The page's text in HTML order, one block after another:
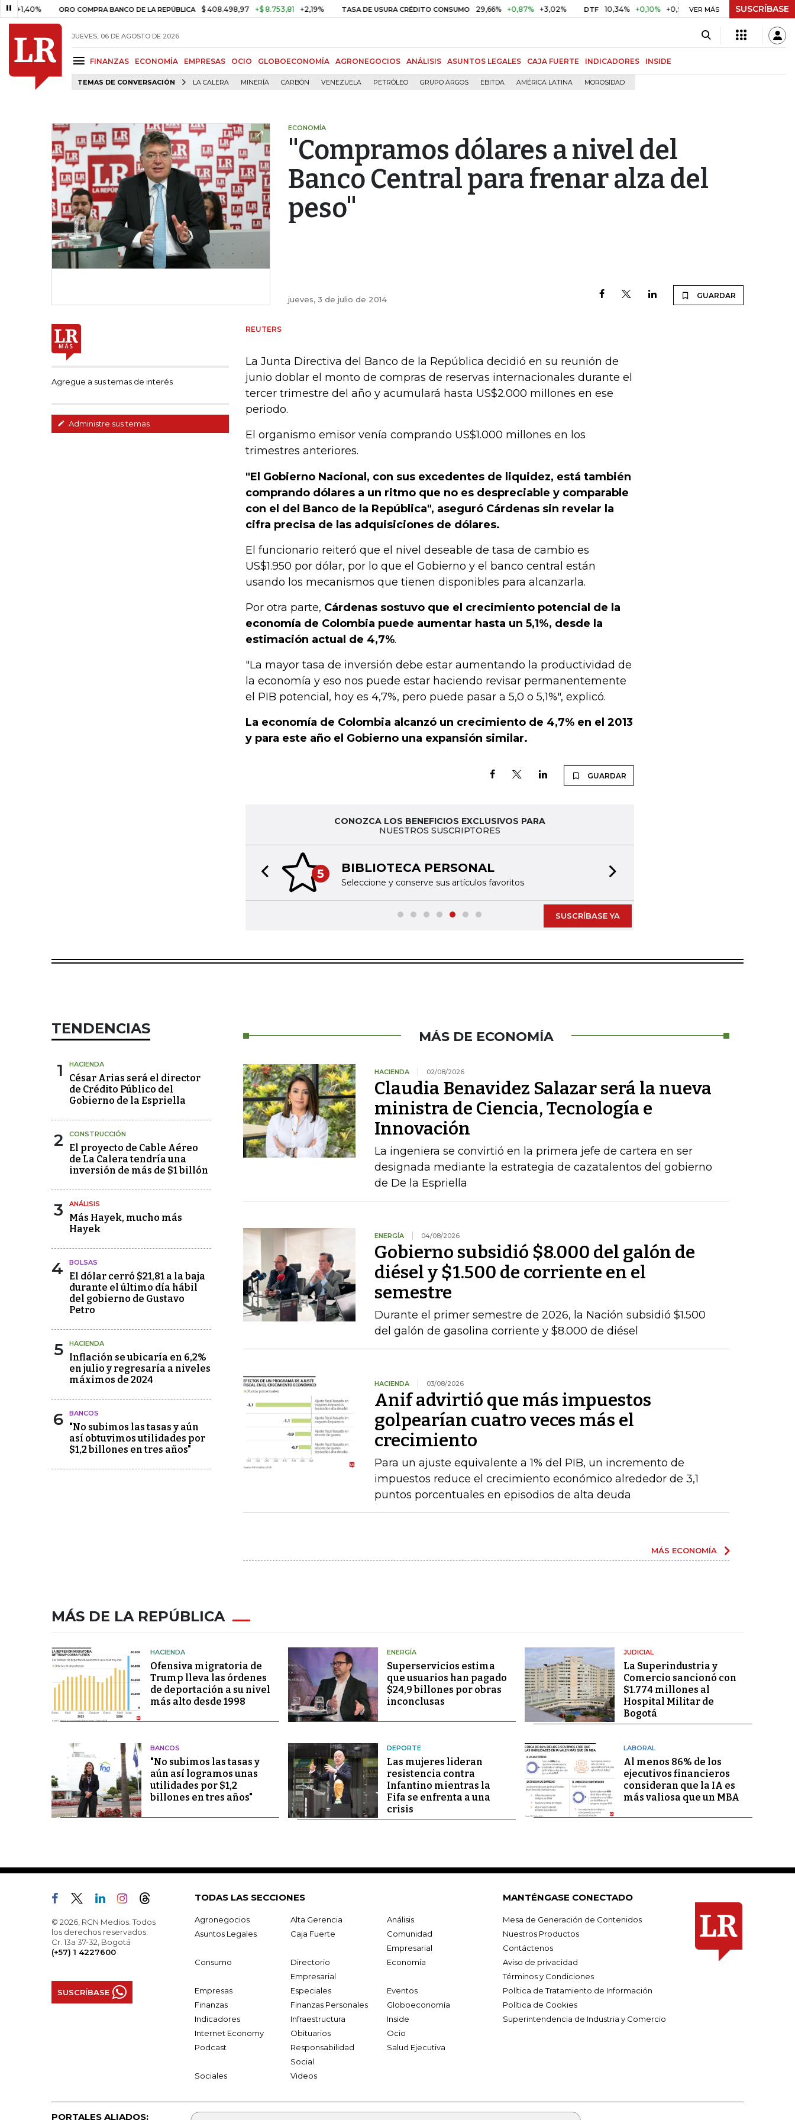
ORO COMPRA BANCO DE LA REPÚBLICA $ 408.498,97 +$ 8.753,81 +2,19% TASA DE USURA CRÉDITO CONSUMO 29,66% +0,87% +3,02% DTF 10,34% +0,10% +0,98% UVR $ 416,86 +$ 0,05 +0,01%
VER MÁS SUSCRÍBASE
JUEVES, 06 DE AGOSTO DE 2026
FINANZAS ECONOMÍA EMPRESAS OCIO GLOBOECONOMÍA AGRONEGOCIOS ANÁLISIS ASUNTOS LEGALES CAJA FUERTE INDICADORES INSIDE
TEMAS DE CONVERSACIÓN LA CALERA MINERÍA CARBÓN VENEZUELA PETRÓLEO GRUPO ARGOS EBITDA AMÉRICA LATINA MOROSIDAD
ECONOMÍA
"Compramos dólares a nivel del
Banco Central para frenar alza del
peso"
jueves, 3 de julio de 2014 GUARDAR
Agregue a sus temas de interés
Administre sus temas
REUTERS
La Junta Directiva del Banco de la República decidió en su reunión de
junio doblar el monto de compras de reservas internacionales durante el
tercer trimestre del año y acumulará hasta US$2.000 millones en ese
periodo.
El organismo emisor venía comprando US$1.000 millones en los
trimestres anteriores.
"El Gobierno Nacional, con sus excedentes de liquidez, está también
comprando dólares a un ritmo que no es despreciable y comparable
con el del Banco de la República", aseguró Cárdenas sin revelar la
cifra precisa de las adquisiciones de dólares.
El funcionario reiteró que el nivel deseable de tasa de cambio es
US$1.950 por dólar, por lo que el Gobierno y el banco central están
usando los mecanismos que tienen disponibles para alcanzarla.
Por otra parte, Cárdenas sostuvo que el crecimiento potencial de la
economía de Colombia puede aumentar hasta un 5,1%, desde la
estimación actual de 4,7%.
"La mayor tasa de inversión debe estar aumentando la productividad de
la economía y eso nos puede estar haciendo revisar permanentemente
el PIB potencial, hoy es 4,7%, pero puede pasar a 5,0 o 5,1%", explicó.
La economía de Colombia alcanzó un crecimiento de 4,7% en el 2013
y para este año el Gobierno una expansión similar.
GUARDAR
CONOZCA LOS BENEFICIOS EXCLUSIVOS PARA
NUESTROS SUSCRIPTORES
5 BIBLIOTECA PERSONAL
Seleccione y conserve sus artículos favoritos
Previous slide
SUSCRÍBASE YA
TENDENCIAS
1 HACIENDA
César Arias será el director
de Crédito Público del
Gobierno de la Espriella
2 CONSTRUCCIÓN
El proyecto de Cable Aéreo
de La Calera tendría una
inversión de más de $1 billón
3 ANÁLISIS
Más Hayek, mucho más
Hayek
4 BOLSAS
El dólar cerró $21,81 a la baja
durante el último día hábil
del gobierno de Gustavo
Petro
5 HACIENDA
Inflación se ubicaría en 6,2%
en julio y regresaría a niveles
máximos de 2024
6 BANCOS
"No subimos las tasas y aún
así obtuvimos utilidades por
$1,2 billones en tres años"
MÁS DE ECONOMÍA
HACIENDA 02/08/2026
Claudia Benavidez Salazar será la nueva
ministra de Ciencia, Tecnología e
Innovación
La ingeniera se convirtió en la primera jefe de cartera en ser
designada mediante la estrategia de cazatalentos del gobierno
de De la Espriella
ENERGÍA 04/08/2026
Gobierno subsidió $8.000 del galón de
diésel y $1.500 de corriente en el
semestre
Durante el primer semestre de 2026, la Nación subsidió $1.500
del galón de gasolina corriente y $8.000 de diésel
HACIENDA 03/08/2026
Anif advirtió que más impuestos
golpearían cuatro veces más el
crecimiento
Para un ajuste equivalente a 1% del PIB, un incremento de
impuestos reduce el crecimiento económico alrededor de 3,1
puntos porcentuales en episodios de alta deuda
MÁS ECONOMÍA
MÁS DE LA REPÚBLICA
HACIENDA
Ofensiva migratoria de
Trump lleva las órdenes
de deportación a su nivel
más alto desde 1998
ENERGÍA
Superservicios estima
que usuarios han pagado
$24,9 billones por obras
inconclusas
JUDICIAL
La Superindustria y
Comercio sancionó con
$1.774 millones al
Hospital Militar de
Bogotá
BANCOS
"No subimos las tasas y
aún así logramos unas
utilidades por $1,2
billones en tres años"
DEPORTE
Las mujeres lideran
resistencia contra
Infantino mientras la
Fifa se enfrenta a una
crisis
LABORAL
Al menos 86% de los
ejecutivos financieros
consideran que la IA es
más valiosa que un MBA
© 2026, RCN Medios. Todos
los derechos reservados.
Cr. 13a 37-32, Bogotá
(+57) 1 4227600
SUSCRÍBASE
TODAS LAS SECCIONES
Agronegocios Alta Gerencia
Análisis
Asuntos Legales
Caja Fuerte
Comunidad
Empresarial
Consumo
Directorio
Empresarial
Economía
Empresas Especiales
Eventos
Finanzas
Finanzas Personales
Globoeconomía
Indicadores
Infraestructura
Inside
Internet Economy
Obituarios
Ocio
Podcast
Responsabilidad
Social
Salud Ejecutiva
Sociales Videos
MANTÉNGASE CONECTADO
Mesa de Generación de Contenidos
Nuestros Productos
Contáctenos
Aviso de privacidad
Términos y Condiciones
Política de Tratamiento de Información
Política de Cookies
Superintendencia de Industria y Comercio
PORTALES ALIADOS: